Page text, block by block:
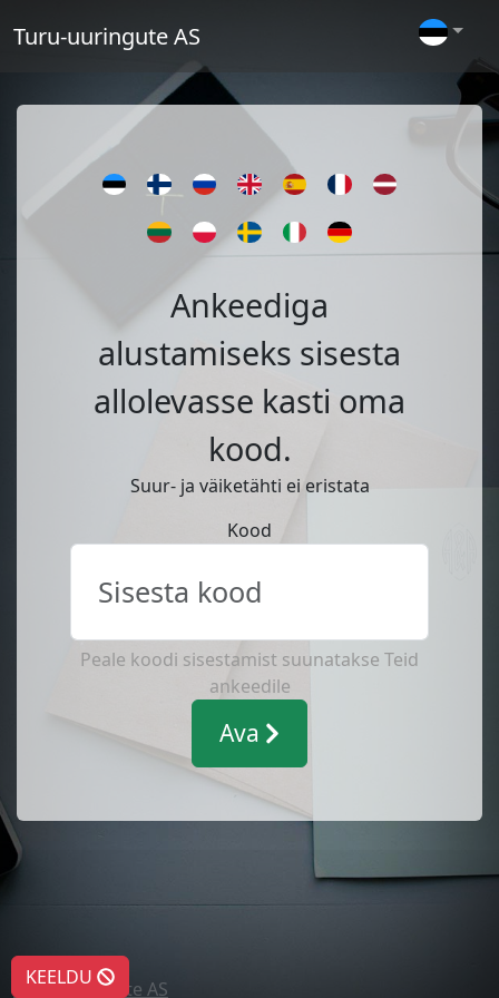
Turu-uuringute AS
Ankeediga
alustamiseks sisesta
allolevasse kasti oma
kood.
Suur- ja väiketähti ei eristata
Kood
Peale koodi sisestamist suunatakse Teid
ankeedile
Ava
KEELDU
Turu-uuringute AS